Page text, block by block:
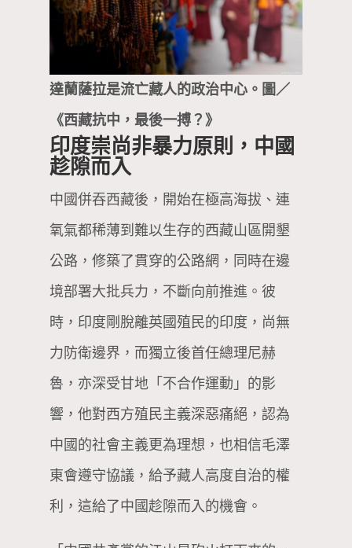
達蘭薩拉是流亡藏人的政治中心。圖／
《西藏抗中，最後一搏？》
印度崇尚非暴力原則，中國
趁隙而入
中國併吞西藏後，開始在極高海拔、連
氧氣都稀薄到難以生存的西藏山區開墾
公路，修築了貫穿的公路網，同時在邊
境部署大批兵力，不斷向前推進。彼
時，印度剛脫離英國殖民的印度，尚無
力防衛邊界，而獨立後首任總理尼赫
魯，亦深受甘地「不合作運動」的影
響，他對西方殖民主義深惡痛絕，認為
中國的社會主義更為理想，也相信毛澤
東會遵守協議，給予藏人高度自治的權
利，這給了中國趁隙而入的機會。